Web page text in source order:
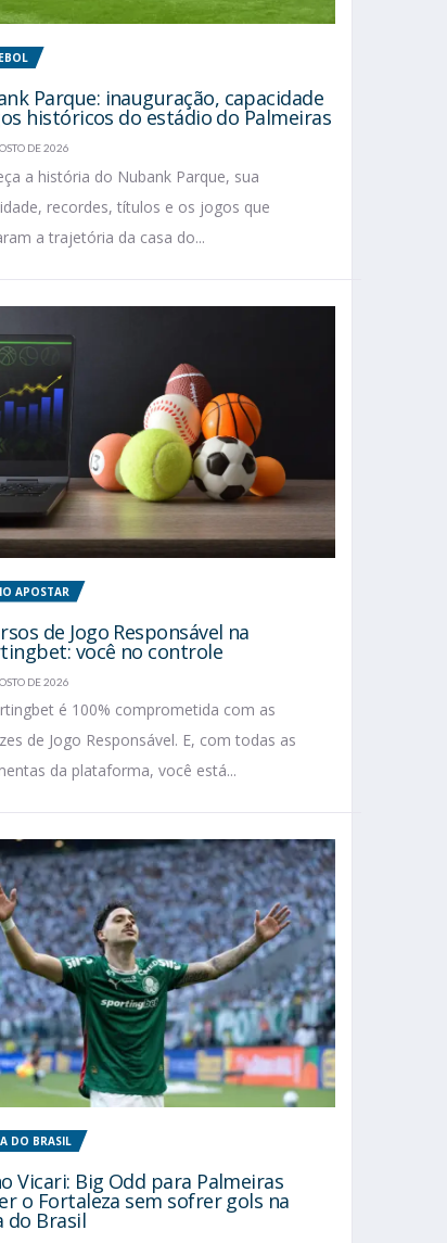
Parque: inauguração, capacidade
históricos do estádio do Palmeiras
DE 2026
a história do Nubank Parque, sua
recordes, títulos e os jogos que
a trajetória da casa do...
APOSTAR
de Jogo Responsável na
você no controle
DE 2026
é 100% comprometida com as
de Jogo Responsável. E, com todas as
da plataforma, você está...
DO BRASIL
Vicari: Big Odd para Palmeiras
o Fortaleza sem sofrer gols na
do Brasil